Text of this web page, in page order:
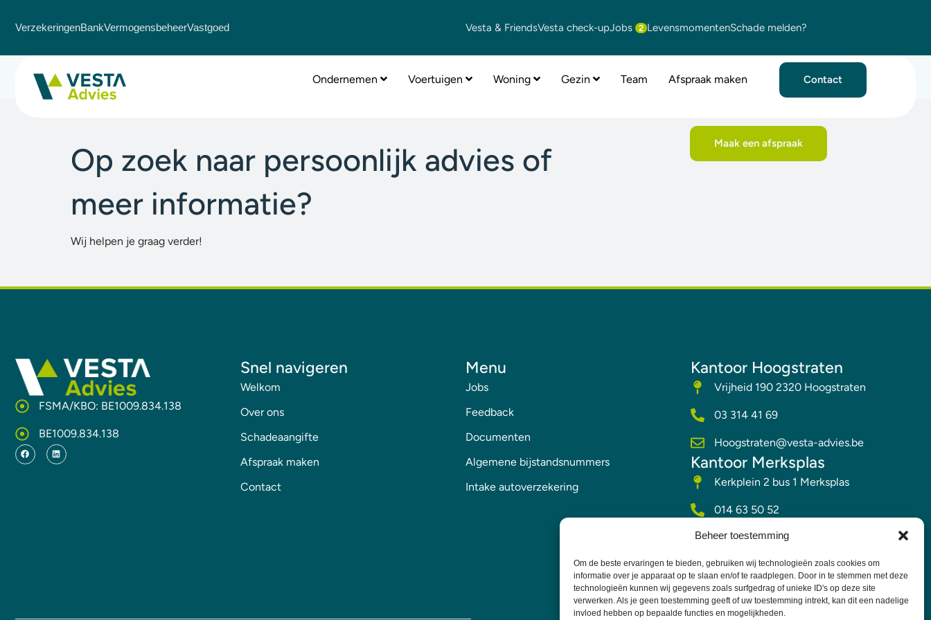
Beheer toestemming
Om de beste ervaringen te bieden, gebruiken wij technologieën zoals cookies om
informatie over je apparaat op te slaan en/of te raadplegen. Door in te stemmen met deze
technologieën kunnen wij gegevens zoals surfgedrag of unieke ID's op deze site
verwerken. Als je geen toestemming geeft of uw toestemming intrekt, kan dit een nadelige
invloed hebben op bepaalde functies en mogelijkheden.
VerzekeringenBankVermogensbeheerVastgoed Vesta & FriendsVesta check-upJobs 2 LevensmomentenSchade melden?
Ondernemen Voertuigen Woning Gezin Team Afspraak maken Contact
Marjan van de Put
Op zoek naar persoonlijk advies of
meer informatie?
Wij helpen je graag verder!
Maak een afspraak
FSMA/KBO: BE1009.834.138
BE1009.834.138
Snel navigeren
Welkom
Over ons
Schadeaangifte
Afspraak maken
Contact
Menu
Jobs
Feedback
Documenten
Algemene bijstandsnummers
Intake autoverzekering
Kantoor Hoogstraten
Vrijheid 190 2320 Hoogstraten
03 314 41 69
Hoogstraten@vesta-advies.be
Kantoor Merksplas
Kerkplein 2 bus 1 Merksplas
014 63 50 52
Merksplas@vesta-advies.be